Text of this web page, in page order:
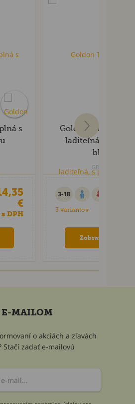
s
€
s DPH
Goldon
laditeľná, s
blanou
GDN.TPLPB
3-18
3 variantov
Zobraziť varianty
MAILOM
o akciách a zľavách
Stačí zadať e-mailovú